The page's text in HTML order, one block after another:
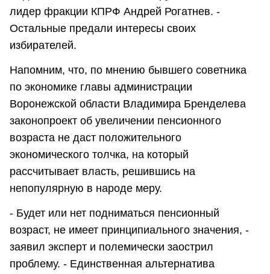
лидер фракции КПРФ Андрей Рогатнев. -
Остальные предали интересы своих
избирателей.
Напомним, что, по мнению бывшего советника
по экономике главы администрации
Воронежской области Владимира Бренделева
законопроект об увеличении пенсионного
возраста не даст положительного
экономического толчка, на который
рассчитывает власть, решившись на
непопулярную в народе меру.
- Будет или нет подниматься пенсионный
возраст, не имеет принципиального значения, -
заявил эксперт и полемически заострил
проблему. - Единственная альтернатива